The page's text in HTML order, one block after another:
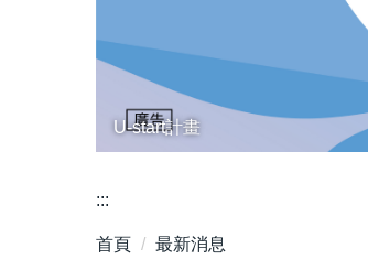
U-start計畫
:::
首頁 最新消息